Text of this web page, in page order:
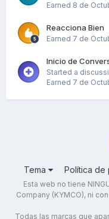
Earned 8 de
Reacciona Bien
Earned 7 de
Inicio de
Started a
Earned 7 de
Tema Política de
Esta web no tiene
Company (KYMCO), ni
Todas las marcas que